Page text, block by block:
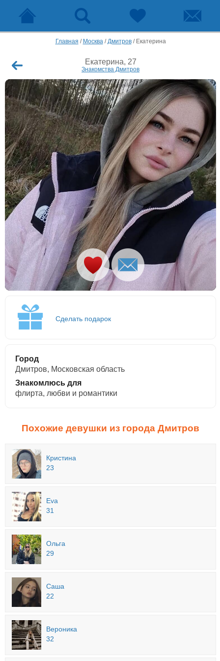
Главная / Москва/Дмитров/ Екатерина
Екатерина, 27
Знакомства Дмитров
Сделать подарок
Город
Дмитров, Московская область
Знакомлюсь для
флирта, любви и романтики
Похожие девушки из города Дмитров
Кристина
23
Eva
31
Ольга
29
Саша
22
Вероника
32